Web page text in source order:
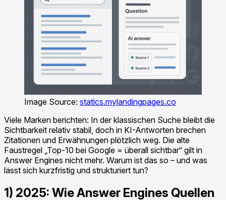
Image Source: statics.mylandingpages.co
Viele Marken berichten: In der klassischen Suche bleibt die
Sichtbarkeit relativ stabil, doch in KI-Antworten brechen
Zitationen und Erwähnungen plötzlich weg. Die alte
Faustregel „Top-10 bei Google = überall sichtbar“ gilt in
Answer Engines nicht mehr. Warum ist das so – und was
lässt sich kurzfristig und strukturiert tun?
1) 2025: Wie Answer Engines Quellen